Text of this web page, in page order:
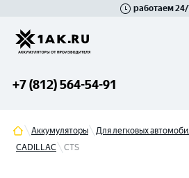
работаем
+7 (812) 564-54-91
Аккумуляторы Для легковых
CADILLAC
CTS
Гатчина